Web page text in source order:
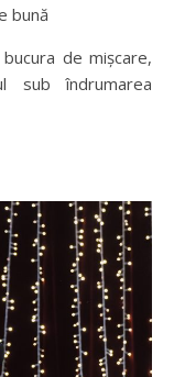
bună
de mișcare,
sub îndrumarea